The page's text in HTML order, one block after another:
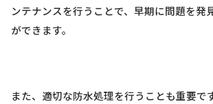
ンテナンスを行うことで、早期に問題を発
ができます。
また、適切な防水処理を行うことも重要で